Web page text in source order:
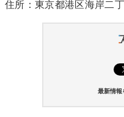
住所：東京都港区海岸二
最新情報